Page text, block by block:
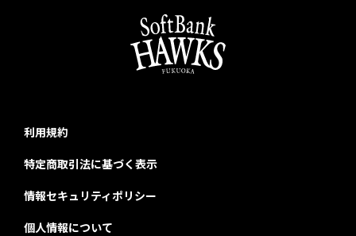
利用規約
特定商取引法に基づく表示
情報セキュリティポリシー
個人情報について